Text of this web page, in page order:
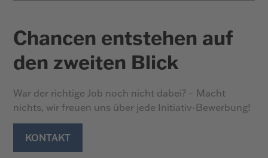
Chancen entstehen auf
den zweiten Blick
War der richtige Job noch nicht dabei? – Macht
nichts, wir freuen uns über jede Initiativ-Bewerbung!
KONTAKT